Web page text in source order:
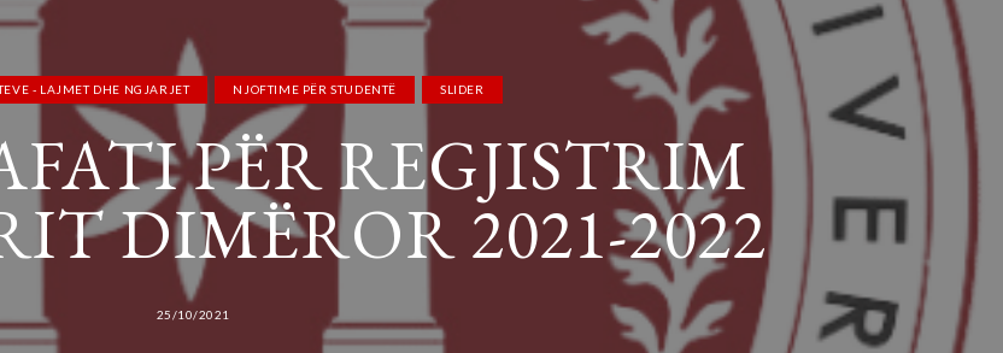
- LAJMET DHE NGJARJET NJOFTIME PËR STUDENTË SLIDER
PËR REGJISTRIM
DIMËROR 2021-2022
25/10/2021